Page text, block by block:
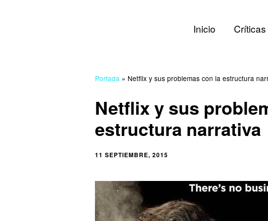
Inicio Críticas
Portada » Netflix y sus problemas con la estructura
Netflix y sus
estructura narrativa
11 SEPTIEMBRE, 2015